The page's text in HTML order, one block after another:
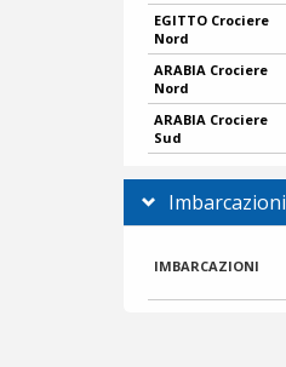
EGITTO Crociere
Nord
ARABIA Crociere
Nord
ARABIA Crociere
Sud
Imbarcazioni
IMBARCAZIONI